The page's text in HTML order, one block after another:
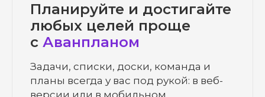
Планируйте и достигайте
любых целей проще
с Аванпланом
Задачи, списки, доски, команда и
планы всегда у вас под рукой: в веб-
версии или в мобильном